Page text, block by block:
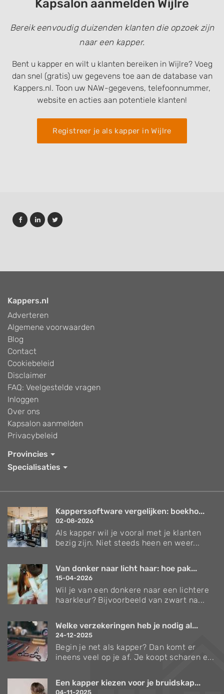
Kapsalon aanmelden Wijlre
Bereik eenvoudig duizenden klanten die opzoek zijn
naar een kapper.
Bent u kapper en wilt u klanten bereiken in Wijlre? Voeg
dan snel (gratis) uw gegevens toe aan de database van
Kappers.nl. Toon uw NAW-gegevens, telefoonnummer,
website en acties aan potentiele klanten!
Registreer je als kapper in Wijlre
Kappers.nl
Adverteren
Algemene voorwaarden
Blog
Contact
Cookiebeleid
Disclaimer
FAQ: Veelgestelde vragen
Inloggen
Over ons
Kapsalon aanmelden
Privacybeleid
Provincies
Specialisaties
Kapperssoftware vergelijken: boekho...
02-08-2026
Als kapper wil je vooral met je klanten
bezig zijn. Niet steeds heen en weer...
Van donker naar licht haar: hoe pak...
15-04-2026
Wil je van een donkere naar een lichtere
haarkleur? Bijvoorbeeld van zwart na...
Welke verzekeringen heb je nodig al...
24-12-2025
Begin je net als kapper? Dan komt er
ineens veel op je af. Je koopt scharen e...
Een kapper kiezen voor je bruidskap...
04-11-2025